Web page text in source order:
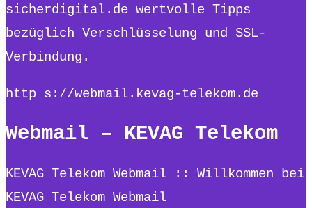
sicherdigital.de wertvolle Tipps
bezüglich Verschlüsselung und SSL-
Verbindung.
http s://webmail.kevag-telekom.de
Webmail – KEVAG Telekom
KEVAG Telekom Webmail :: Willkommen bei
KEVAG Telekom Webmail